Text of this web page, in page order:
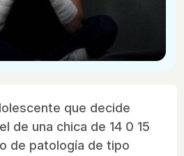
que decide
de una chica de 14 0 15
de patología de tipo